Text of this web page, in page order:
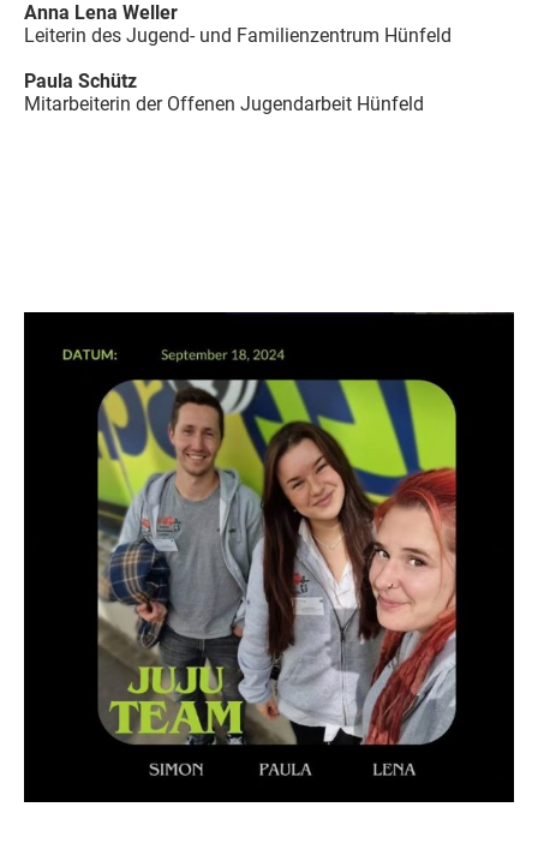
Anna Lena Weller
Leiterin des Jugend- und Familienzentrum Hünfeld
Paula Schütz
Mitarbeiterin der Offenen Jugendarbeit Hünfeld